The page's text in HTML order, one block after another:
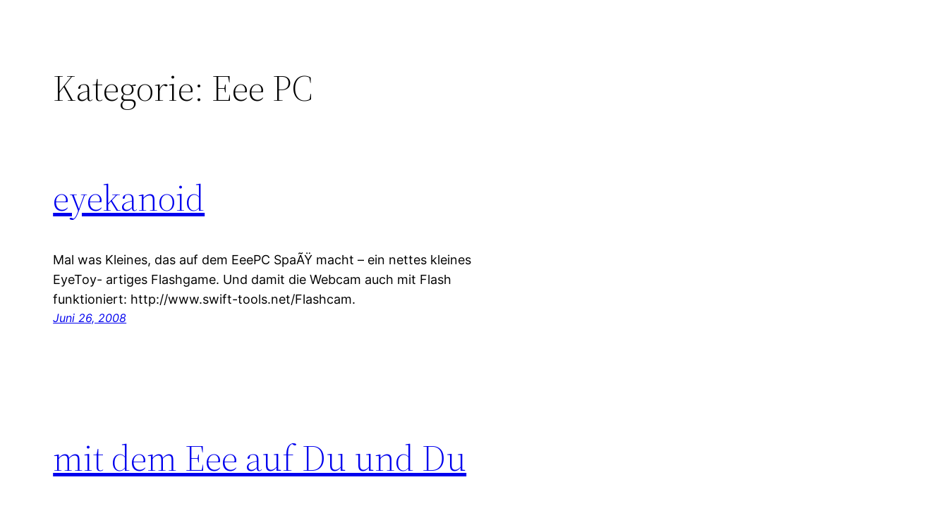
Kategorie: Eee PC
eyekanoid
Mal was Kleines, das auf dem EeePC SpaÃŸ macht – ein nettes kleines
EyeToy- artiges Flashgame. Und damit die Webcam auch mit Flash
funktioniert: http://www.swift-tools.net/Flashcam.
Juni 26, 2008
mit dem Eee auf Du und Du